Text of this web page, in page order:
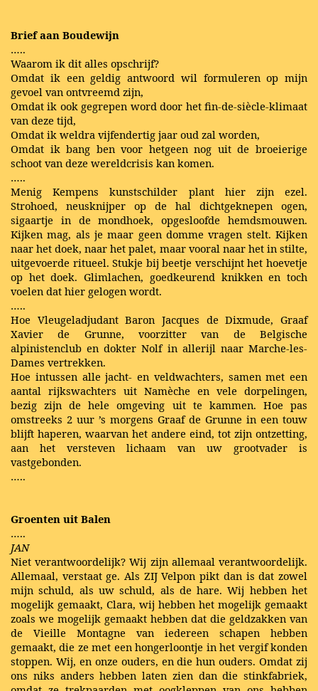
Brief aan Boudewijn
…..
Waarom ik dit alles opschrijf?
Omdat ik een geldig antwoord wil formuleren op mijn
gevoel van ontvreemd zijn,
Omdat ik ook gegrepen word door het fin-de-siècle-klimaat
van deze tijd,
Omdat ik weldra vijfendertig jaar oud zal worden,
Omdat ik bang ben voor hetgeen nog uit de broeierige
schoot van deze wereldcrisis kan komen.
…..
Menig Kempens kunstschilder plant hier zijn ezel.
Strohoed, neusknijper op de hal dichtgeknepen ogen,
sigaartje in de mondhoek, opgesloofde hemdsmouwen.
Kijken mag, als je maar geen domme vragen stelt. Kijken
naar het doek, naar het palet, maar vooral naar het in stilte,
uitgevoerde ritueel. Stukje bij beetje verschijnt het hoevetje
op het doek. Glimlachen, goedkeurend knikken en toch
voelen dat hier gelogen wordt.
…..
Hoe Vleugeladjudant Baron Jacques de Dixmude, Graaf
Xavier de Grunne, voorzitter van de Belgische
alpinistenclub en dokter Nolf in allerijl naar Marche-les-
Dames vertrekken.
Hoe intussen alle jacht- en veldwachters, samen met een
aantal rijkswachters uit Namèche en vele dorpelingen,
bezig zijn de hele omgeving uit te kammen. Hoe pas
omstreeks 2 uur ’s morgens Graaf de Grunne in een touw
blijft haperen, waarvan het andere eind, tot zijn ontzetting,
aan het versteven lichaam van uw grootvader is
vastgebonden.
…..
Groenten uit Balen
…..
JAN
Niet verantwoordelijk? Wij zijn allemaal verantwoordelijk.
Allemaal, verstaat ge. Als ZIJ Velpon pikt dan is dat zowel
mijn schuld, als uw schuld, als de hare. Wij hebben het
mogelijk gemaakt, Clara, wij hebben het mogelijk gemaakt
zoals we mogelijk gemaakt hebben dat die geldzakken van
de Vieille Montagne van iedereen schapen hebben
gemaakt, die ze met een hongerloontje in het vergif konden
stoppen. Wij, en onze ouders, en die hun ouders. Omdat zij
ons niks anders hebben laten zien dan die stinkfabriek,